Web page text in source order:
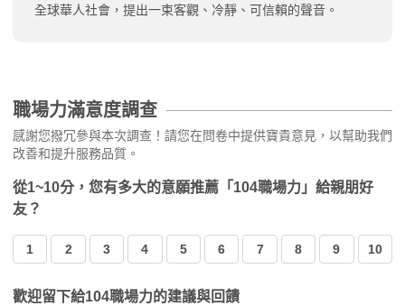
全球華人社會，提出一束客觀、冷靜、可信賴的聲音。
職場力滿意度調查
感謝您撥冗參與本次調查！請您在問卷中提供寶貴意見，以幫助我們
改善和提升服務品質。
從1~10分，您有多大的意願推薦「104職場力」給親朋好
友？
1 2 3 4 5 6 7 8 9 10
歡迎留下給104職場力的建議與回饋